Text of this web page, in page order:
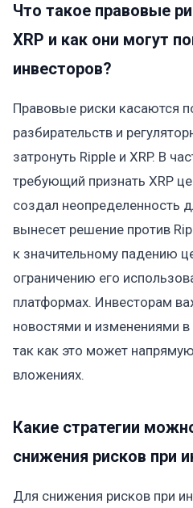
Что такое правовые
XRP и как они могут
инвесторов?
Правовые риски касаются
разбирательств и
затронуть Ripple и XRP. В
требующий признать XRP
создал неопределенность
вынесет решение против
к значительному падению
ограничению его
платформах. Инвесторам
новостями и изменениями в
так как это может
вложениях.
Какие стратегии
снижения рисков при
Для снижения рисков при